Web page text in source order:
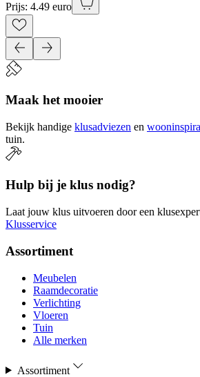
Prijs: 4.49 euro
Maak het mooier
Bekijk handige klusadviezen en
tuin.
Hulp bij je klus nodig?
Laat jouw klus uitvoeren door een
Klusservice
Assortiment
Meubelen
Raamdecoratie
Verlichting
Vloeren
Tuin
Alle merken
Assortiment